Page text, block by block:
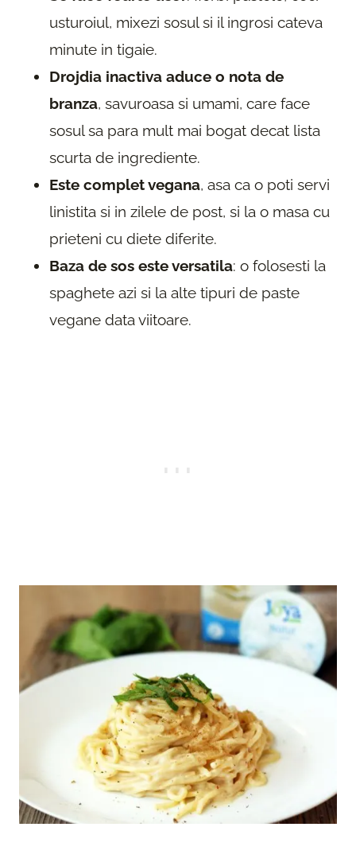
usturoiul, mixezi sosul si il ingrosi cateva
minute in tigaie.
Drojdia inactiva aduce o nota de
branza, savuroasa si umami, care face
sosul sa para mult mai bogat decat lista
scurta de ingrediente.
Este complet vegana, asa ca o poti servi
linistita si in zilele de post, si la o masa cu
prieteni cu diete diferite.
Baza de sos este versatila: o folosesti la
spaghete azi si la alte tipuri de paste
vegane data viitoare.